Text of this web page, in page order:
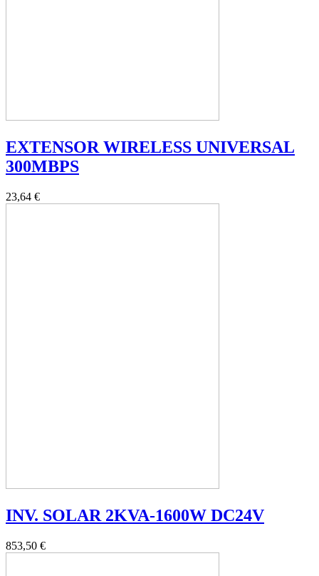
EXTENSOR WIRELESS UNIVERSAL
300MBPS
23,64 €
INV. SOLAR 2KVA-1600W DC24V
853,50 €